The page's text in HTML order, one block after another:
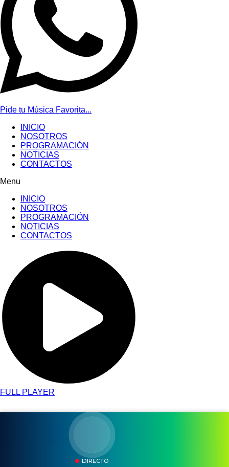
Pide tu Música Favorita...
INICIO
NOSOTROS
PROGRAMACIÓN
NOTICIAS
CONTACTOS
Menu
INICIO
NOSOTROS
PROGRAMACIÓN
NOTICIAS
CONTACTOS
FULL PLAYER
DIRECTO